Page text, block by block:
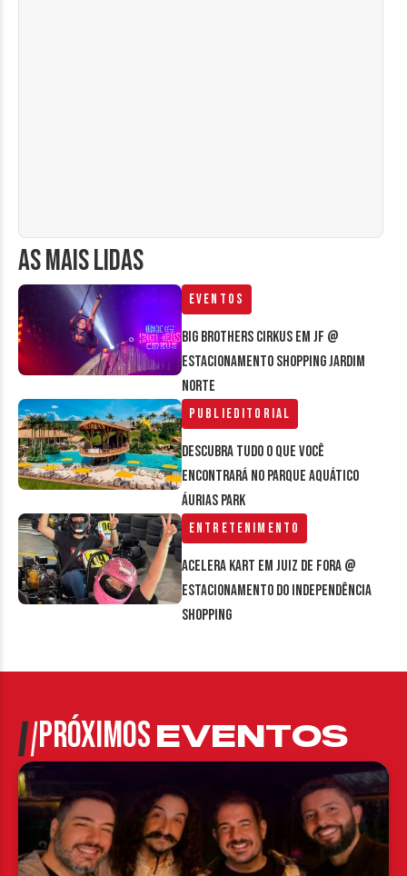
AS MAIS LIDAS
Eventos
Big Brothers Cirkus em JF @
estacionamento Shopping Jardim
Norte
Publieditorial
Descubra tudo o que você
encontrará no parque aquático
Áurias Park
Entretenimento
Acelera Kart em Juiz de Fora @
estacionamento do Independência
Shopping
PRÓXIMOSEVENTOS